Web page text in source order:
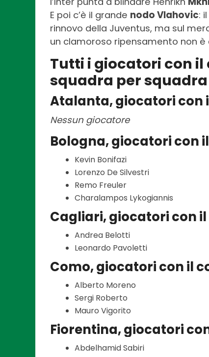
E poi c’è il grande nodo Vlahovic:
rinnovo della Juventus, ma sul
un clamoroso ripensamento non è
Tutti i giocatori con il
squadra per squadra
Atalanta, giocatori con
Nessun giocatore
Bologna, giocatori con
Kevin Bonifazi
Lorenzo De Silvestri
Remo Freuler
Charalampos Lykogiannis
Cagliari, giocatori con
Andrea Belotti
Leonardo Pavoletti
Como, giocatori con il
Alberto Moreno
Sergi Roberto
Mauro Vigorito
Fiorentina, giocatori
Abdelhamid Sabiri